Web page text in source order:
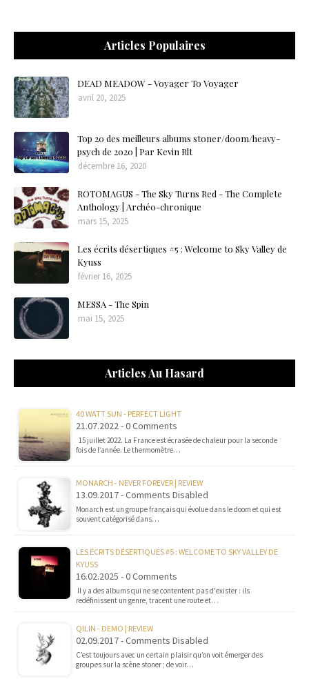
Articles Populaires
DEAD MEADOW - Voyager To Voyager
avril 20, 2025
Top 20 des meilleurs albums stoner/doom/heavy-
psych de 2020 | Par Kevin Rlt
décembre 16, 2020
ROTOMAGUS - The Sky Turns Red - The Complete
Anthology | Archéo-chronique
mars 15, 2025
Les écrits désertiques #5 : Welcome to Sky Valley de
Kyuss
février 16, 2025
MESSA - The Spin
mai 15, 2025
Articles Au Hasard
40 WATT SUN - PERFECT LIGHT
21.07.2022 - 0 Comments
15 juillet 2022. La France est écrasée de chaleur pour la seconde
fois de l’année. Le thermomètre…
MONARCH - NEVER FOREVER | REVIEW
13.09.2017 - Comments Disabled
Monarch est un groupe français qui évolue dans le doom et qui est
souvent catégorisé dans…
LES ÉCRITS DÉSERTIQUES #5 : WELCOME TO SKY VALLEY DE
KYUSS
16.02.2025 - 0 Comments
Il y a des albums qui ne se contentent pas d'exister : ils
redéfinissent un genre, tracent une route et…
QILIN - DEMO | REVIEW
02.09.2017 - Comments Disabled
C’est toujours avec un certain plaisir qu’on voit émerger des
groupes sur la scène stoner ; de voir…